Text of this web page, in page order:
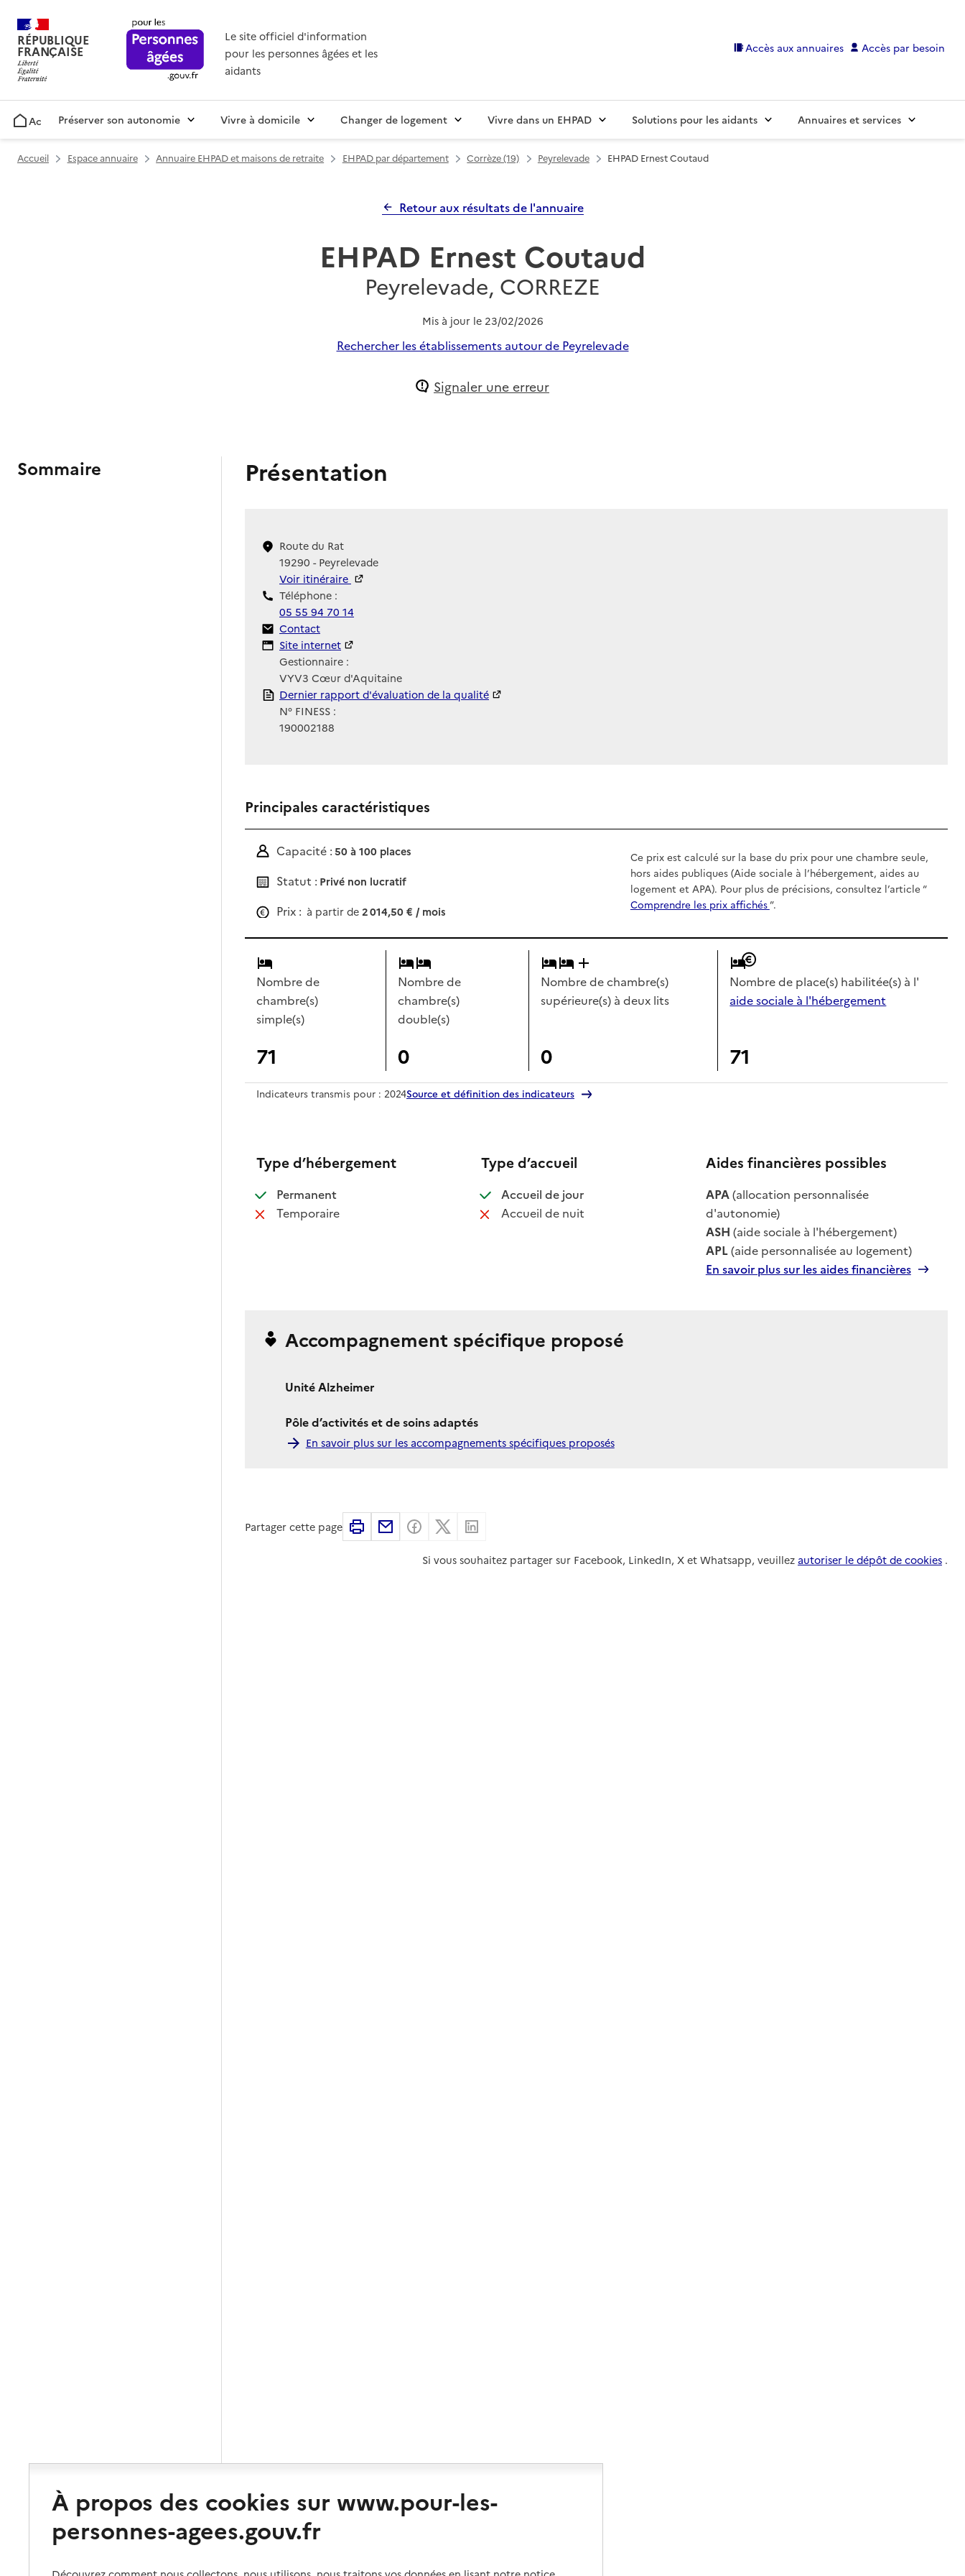
RÉPUBLIQUE
FRANÇAISE
Le site officiel d'information
pour les personnes âgées et les
aidants
Accès aux annuaires Accès par besoin
AccueilPréserver son autonomie Vivre à domicile Changer de logement Vivre dans un EHPAD Solutions pour les aidants Annuaires et services
Accueil Espace annuaire Annuaire EHPAD et maisons de retraite EHPAD par département Corrèze (19) Peyrelevade EHPAD Ernest Coutaud
Retour aux résultats de l'annuaire
EHPAD Ernest Coutaud
Peyrelevade, CORREZE
Mis à jour le 23/02/2026
Rechercher les établissements autour de Peyrelevade
Signaler une erreur
Sommaire Présentation
Route du Rat
19290 - Peyrelevade
Voir itinéraire
Téléphone :
05 55 94 70 14
Contact
Contact
Site Internet
Site internet
Gestionnaire :
VYV3 Cœur d'Aquitaine
Rapport HAS
Dernier rapport d'évaluation de la qualité
N° FINESS :
190002188
Principales caractéristiques
Capacité : 50 à 100 places
Statut : Privé non lucratif
Prix : à partir de 2 014,50 € / mois
Ce prix est calculé sur la base du prix pour une chambre seule,
hors aides publiques (Aide sociale à l’hébergement, aides au
logement et APA). Pour plus de précisions, consultez l’article “
Comprendre les prix affichés”.
Nombre de
chambre(s)
simple(s)
71
Nombre de
chambre(s)
double(s)
0
Nombre de chambre(s)
supérieure(s) à deux lits
0
Nombre de place(s) habilitée(s) à l'
aide sociale à l'hébergement
71
Indicateurs transmis pour : 2024Source et définition des indicateurs
Type d’hébergement
Permanent: disponible
Temporaire: non disponible
Type d’accueil
Accueil de jour: disponible
Accueil de nuit: non disponible
Aides financières possibles
APA(allocation personnalisée
d'autonomie)
ASH (aide sociale à l'hébergement)
APL(aide personnalisée au logement)
En savoir plus sur les aides financières
Accompagnement spécifique proposé
Unité Alzheimer
Pôle d’activités et de soins adaptés
En savoir plus sur les accompagnements spécifiques proposés
Partager cette page ImprimerPartager par email
Partager sur Facebook
Partager sur X
Si vous souhaitez partager sur Facebook, LinkedIn, X et Whatsapp, veuillez autoriser le dépôt de cookies .
À propos des cookies sur www.pour-les-
personnes-agees.gouv.fr